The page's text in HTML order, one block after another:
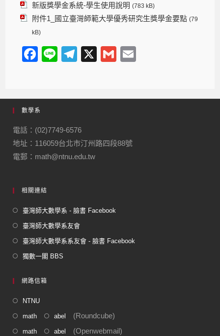
新版獎學金系統-學生使用說明 (783 kB)
附件1_國立臺灣師範大學優秀研究生獎學金要點 (79
kB)
F
e
b
o
o
k
Li
T
gr
m
X
G
數學系
電話：(02)7749-6576
地址：116059台北市汀州路四段88號
電郵：math@ntnu.edu.tw
相關連結
臺灣師大數學系 - 臉書 Facebook
臺灣師大數學系友會
臺灣師大數學系系友會 - 臉書 Facebook
獨數一閣 BBS
網路信箱
NTNU
math abel (Roundcube)
math abel (Openwebmail)